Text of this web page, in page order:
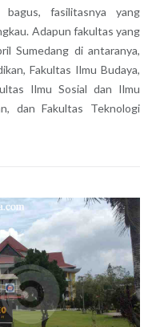
fasilitasnya yang
Adapun fakultas yang
Sumedang di antaranya,
Fakultas Ilmu Budaya,
Ilmu Sosial dan Ilmu
dan Fakultas Teknologi